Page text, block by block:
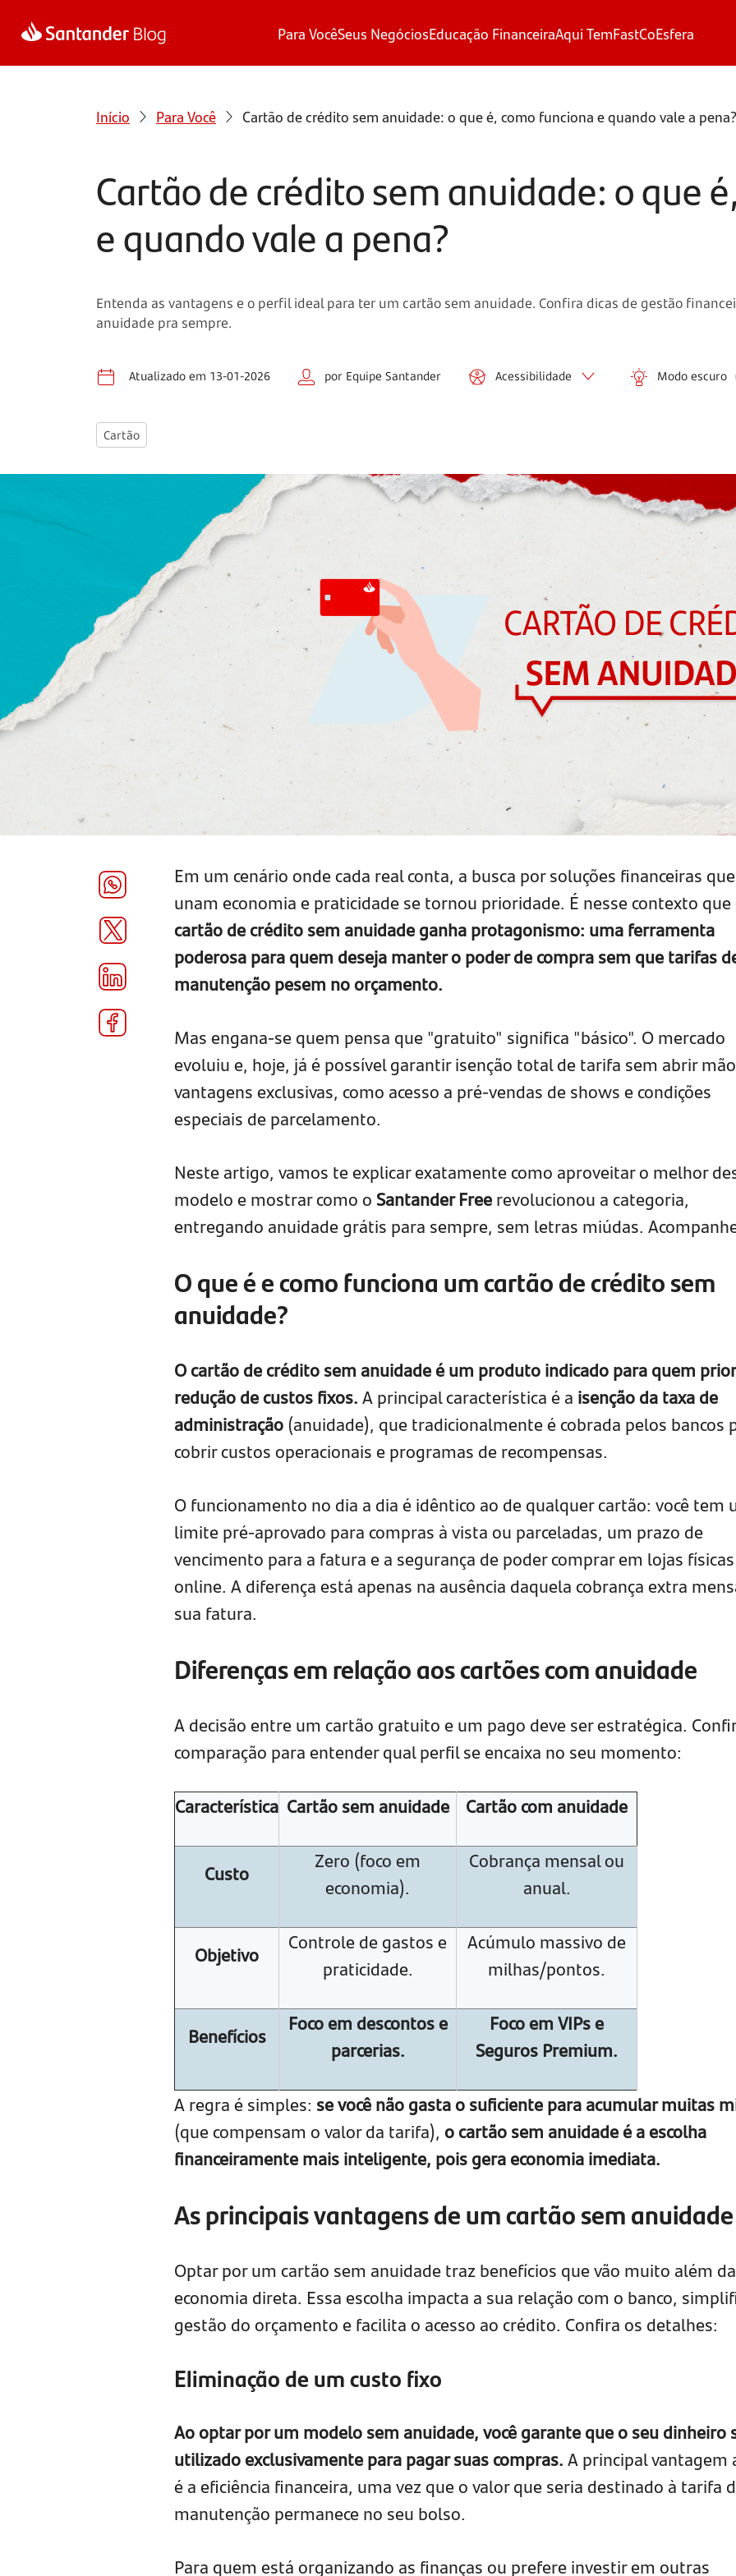
Para VocêSeus NegóciosEducação FinanceiraAqui TemFastCoEsfera
Início Para Você Cartão de crédito sem anuidade: o que é, como funciona e quando vale a pena?
Cartão de crédito sem anuidade: o que
e quando vale a pena?
Entenda as vantagens e o perfil ideal para ter um cartão sem anuidade. Confira dicas de gestão
anuidade pra sempre.
Atualizado em 13-01-2026 por Equipe Santander Acessibilidade Modo escuro
Cartão
Em um cenário onde cada real conta, a busca por soluções financeiras que
unam economia e praticidade se tornou prioridade. É nesse contexto que
cartão de crédito sem anuidade ganha protagonismo: uma ferramenta
poderosa para quem deseja manter o poder de compra sem que tarifas
manutenção pesem no orçamento.
Mas engana-se quem pensa que "gratuito" significa "básico". O mercado
evoluiu e, hoje, já é possível garantir isenção total de tarifa sem abrir
vantagens exclusivas, como acesso a pré-vendas de shows e condições
especiais de parcelamento.
Neste artigo, vamos te explicar exatamente como aproveitar o melhor
modelo e mostrar como o Santander Freerevolucionou a categoria,
entregando anuidade grátis para sempre, sem letras miúdas.
O que é e como funciona um cartão de crédito sem
anuidade?
O cartão de crédito sem anuidade é um produto indicado para quem
redução de custos fixos.A principal característica é a isenção da taxa de
administração (anuidade), que tradicionalmente é cobrada pelos bancos
cobrir custos operacionais e programas de recompensas.
O funcionamento no dia a dia é idêntico ao de qualquer cartão: você tem
limite pré-aprovado para compras à vista ou parceladas, um prazo de
vencimento para a fatura e a segurança de poder comprar em lojas
online. A diferença está apenas na ausência daquela cobrança extra
sua fatura.
Diferenças em relação aos cartões com anuidade
A decisão entre um cartão gratuito e um pago deve ser estratégica.
comparação para entender qual perfil se encaixa no seu momento:
Característica Cartão sem anuidade Cartão com anuidade
Custo
Zero (foco em
economia).
Cobrança mensal ou
anual.
Objetivo
Controle de gastos e
praticidade.
Acúmulo massivo de
milhas/pontos.
Benefícios
Foco em descontos e
parcerias.
Foco em VIPs e
Seguros Premium.
A regra é simples: se você não gasta o suficiente para acumular muitas
(que compensam o valor da tarifa), o cartão sem anuidade é a escolha
financeiramente mais inteligente, pois gera economia imediata.
As principais vantagens de um cartão sem anuidade
Optar por um cartão sem anuidade traz benefícios que vão muito além da
economia direta. Essa escolha impacta a sua relação com o banco,
gestão do orçamento e facilita o acesso ao crédito. Confira os detalhes:
Eliminação de um custo fixo
Ao optar por um modelo sem anuidade, você garante que o seu dinheiro
utilizado exclusivamente para pagar suas compras.A principal vantagem
é a eficiência financeira, uma vez que o valor que seria destinado à tarifa
manutenção permanece no seu bolso.
Para quem está organizando as finanças ou prefere investir em outras